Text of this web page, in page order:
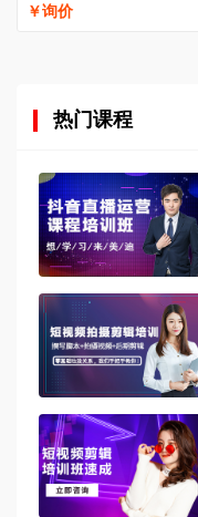
￥询价
热门课程